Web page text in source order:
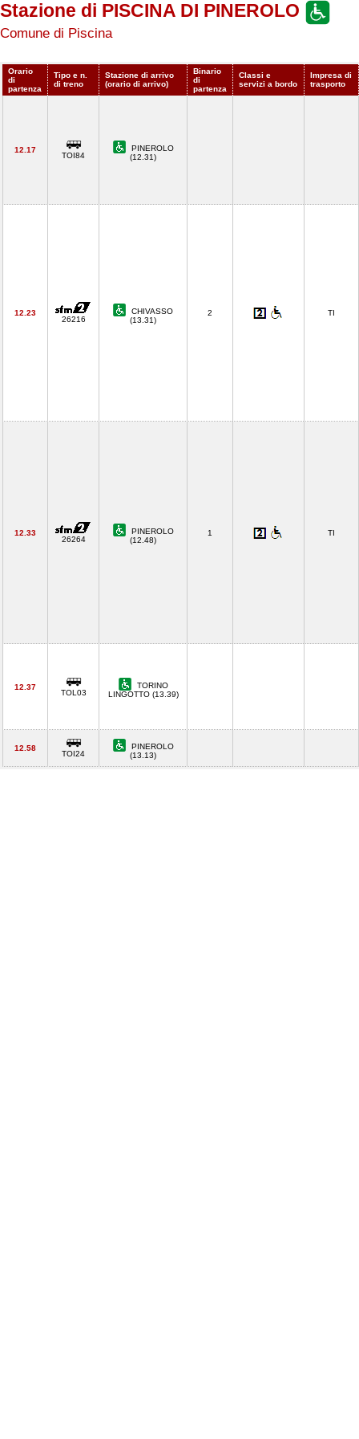
Stazione di PISCINA DI PINEROLO
Comune di Piscina
Orario
di
partenza
Tipo e n.
di treno
Stazione di arrivo
(orario di arrivo)
Binario
di
partenza
Classi e
servizi a bordo
Impresa di
trasporto
12.17
TOI84
PINEROLO
(12.31)
12.23
26216
CHIVASSO
(13.31)
2 TI
12.33
26264
PINEROLO
(12.48)
1 TI
12.37
TOL03
TORINO
LINGOTTO (13.39)
12.58
TOI24
PINEROLO
(13.13)